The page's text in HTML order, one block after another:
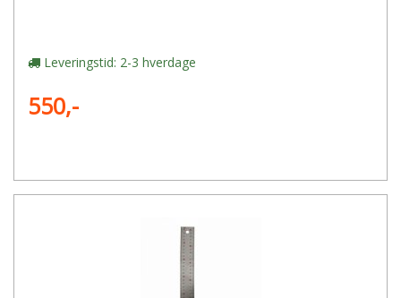
Leveringstid: 2-3 hverdage
550,-